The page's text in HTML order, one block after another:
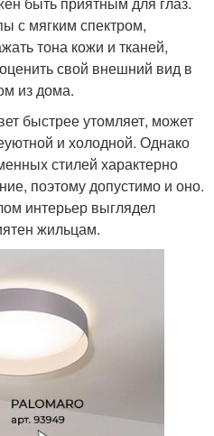
с мягким спектром,
тона кожи и тканей,
свой внешний вид в
из дома.
быстрее утомляет, может
и холодной. Однако
стилей характерно
поэтому допустимо и оно.
интерьер выглядел
жильцам.